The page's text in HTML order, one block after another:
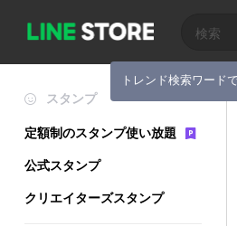
トレンド検索ワード
スタンプ
定額制のスタンプ使い放題
公式スタンプ
クリエイターズスタンプ